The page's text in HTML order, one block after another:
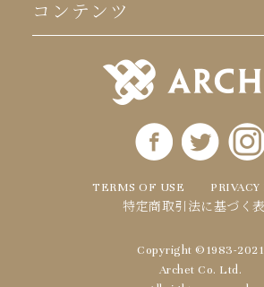
コンテンツ
TERMS OF USE
特定商取引法に基づく
Copyright ©1983-2021
Archet Co. Ltd.